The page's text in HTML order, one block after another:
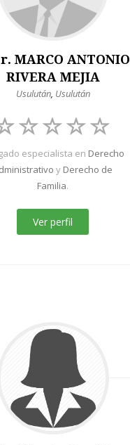
MARCO ANTONIO
RIVERA MEJIA
Usulután, Usulután
especialista en Derecho
y Derecho de
Familia.
Ver perfil